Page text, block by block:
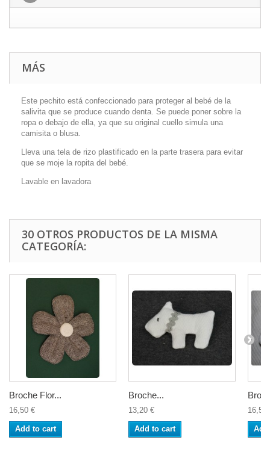
MÁS
Este pechito está confeccionado para proteger al bebé de la
salivita que se produce cuando denta. Se puede poner sobre la
ropa o debajo de ella, ya que su original cuello simula una
camisita o blusa.
Lleva una tela de rizo plastificado en la parte trasera para evitar
que se moje la ropita del bebé.
Lavable en lavadora
30 OTROS PRODUCTOS DE LA MISMA
CATEGORÍA:
Broche Flor...
16,50 €
Add to cart
Broche...
13,20 €
Add to cart
16,50